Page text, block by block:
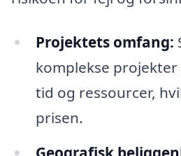
Projektets omfang:
komplekse
tid og ressourcer,
prisen.